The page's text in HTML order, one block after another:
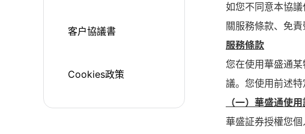
客户協議書
Cookies政策
如您不同意本協
關服務條款、免
服務條款
您在使用華盛通
議。您使用前述特
（一）華盛通使
華盛証券授權您